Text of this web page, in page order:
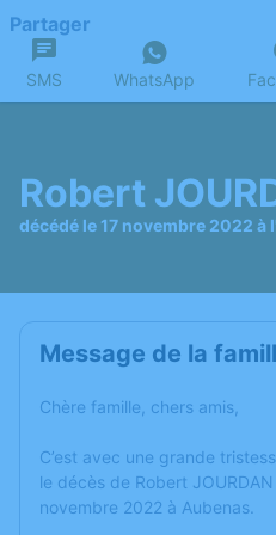
Partager
SMS WhatsApp
Robert
décédé le 17 novembre 2022 à
Message de la
Chère famille, chers amis,
C’est avec une grande
le décès de Robert
novembre 2022 à Aubenas.